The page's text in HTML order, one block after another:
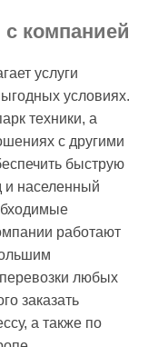
компанией
услуги
условиях.
техники, а
с другими
быструю
и населенный
работают
любых
заказать
а также по